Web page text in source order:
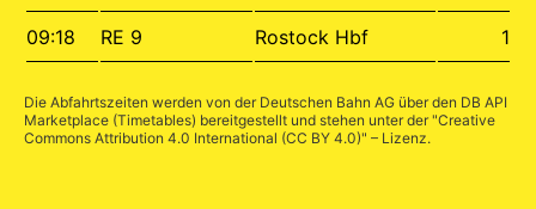
09:18 RE 9 Rostock Hbf 1
Die Abfahrtszeiten werden von der Deutschen Bahn AG über den DB API
Marketplace (Timetables) bereitgestellt und stehen unter der "Creative
Commons Attribution 4.0 International (CC BY 4.0)" – Lizenz.